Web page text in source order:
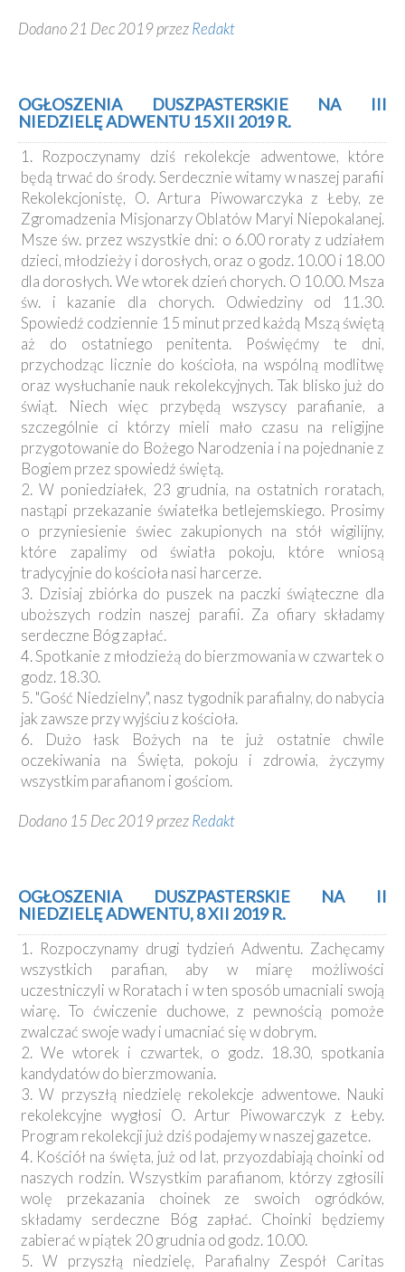
Dodano 21 Dec 2019 przezRedakt
OGŁOSZENIA DUSZPASTERSKIE NA III
NIEDZIELĘ ADWENTU 15 XII 2019 R.
1. Rozpoczynamy dziś rekolekcje adwentowe, które
będą trwać do środy. Serdecznie witamy w naszej parafii
Rekolekcjonistę, O. Artura Piwowarczyka z Łeby, ze
Zgromadzenia Misjonarzy Oblatów Maryi Niepokalanej.
Msze św. przez wszystkie dni: o 6.00 roraty z udziałem
dzieci, młodzieży i dorosłych, oraz o godz. 10.00 i 18.00
dla dorosłych. We wtorek dzień chorych. O 10.00. Msza
św. i kazanie dla chorych. Odwiedziny od 11.30.
Spowiedź codziennie 15 minut przed każdą Mszą świętą
aż do ostatniego penitenta. Poświęćmy te dni,
przychodząc licznie do kościoła, na wspólną modlitwę
oraz wysłuchanie nauk rekolekcyjnych. Tak blisko już do
świąt. Niech więc przybędą wszyscy parafianie, a
szczególnie ci którzy mieli mało czasu na religijne
przygotowanie do Bożego Narodzenia i na pojednanie z
Bogiem przez spowiedź świętą.
2. W poniedziałek, 23 grudnia, na ostatnich roratach,
nastąpi przekazanie światełka betlejemskiego. Prosimy
o przyniesienie świec zakupionych na stół wigilijny,
które zapalimy od światła pokoju, które wniosą
tradycyjnie do kościoła nasi harcerze.
3. Dzisiaj zbiórka do puszek na paczki świąteczne dla
uboższych rodzin naszej parafii. Za ofiary składamy
serdeczne Bóg zapłać.
4. Spotkanie z młodzieżą do bierzmowania w czwartek o
godz. 18.30.
5. "Gość Niedzielny", nasz tygodnik parafialny, do nabycia
jak zawsze przy wyjściu z kościoła.
6. Dużo łask Bożych na te już ostatnie chwile
oczekiwania na Święta, pokoju i zdrowia, życzymy
wszystkim parafianom i gościom.
Dodano 15 Dec 2019 przezRedakt
OGŁOSZENIA DUSZPASTERSKIE NA II
NIEDZIELĘ ADWENTU, 8 XII 2019 R.
1. Rozpoczynamy drugi tydzień Adwentu. Zachęcamy
wszystkich parafian, aby w miarę możliwości
uczestniczyli w Roratach i w ten sposób umacniali swoją
wiarę. To ćwiczenie duchowe, z pewnością pomoże
zwalczać swoje wady i umacniać się w dobrym.
2. We wtorek i czwartek, o godz. 18.30, spotkania
kandydatów do bierzmowania.
3. W przyszłą niedzielę rekolekcje adwentowe. Nauki
rekolekcyjne wygłosi O. Artur Piwowarczyk z Łeby.
Program rekolekcji już dziś podajemy w naszej gazetce.
4. Kościół na święta, już od lat, przyozdabiają choinki od
naszych rodzin. Wszystkim parafianom, którzy zgłosili
wolę przekazania choinek ze swoich ogródków,
składamy serdeczne Bóg zapłać. Choinki będziemy
zabierać w piątek 20 grudnia od godz. 10.00.
5. W przyszłą niedzielę, Parafialny Zespół Caritas